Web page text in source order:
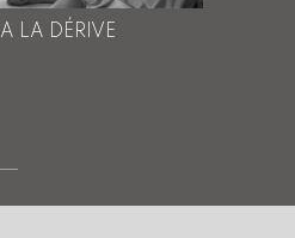
A LA DÉRIVE